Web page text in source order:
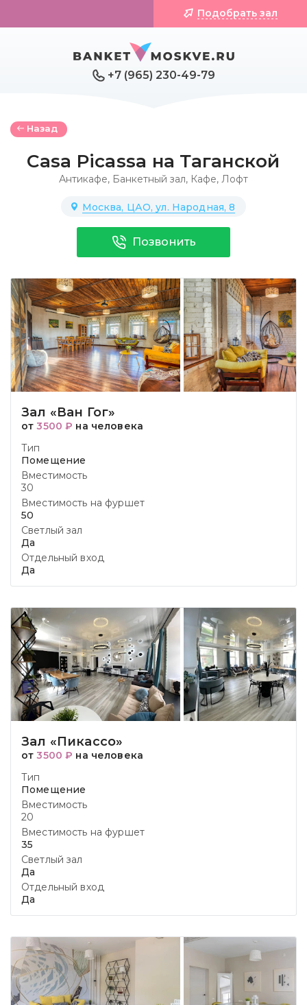
+7 (965) 230-49-79
Подобрать зал
Назад
Casa Picassa на Таганской
Антикафе, Банкетный зал, Кафе, Лофт
Москва, ЦАО, ул. Народная, 8
Позвонить
Зал «Ван Гог»
от3500 ₽ на человека
Тип
Помещение
Вместимость
30
Вместимость на фуршет
50
Светлый зал
Да
Отдельный вход
Да
Зал «Пикассо»
от3500 ₽ на человека
Тип
Помещение
Вместимость
20
Вместимость на фуршет
35
Светлый зал
Да
Отдельный вход
Да